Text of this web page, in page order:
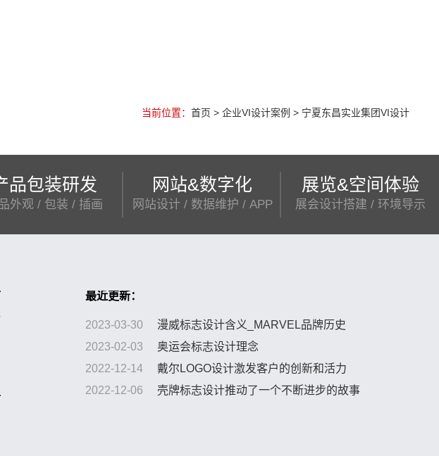
当前位置： 首页 > 企业VI设计案例 > 宁夏东昌实业集团VI设计
品包装研发
外观 / 包装 / 插画
网站&数字化
网站设计 / 数据维护 / APP
展览&空间体验
展会设计搭建 / 环境导示